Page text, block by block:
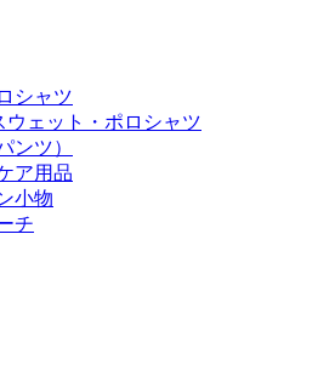
シャツ
ウェット・ポロシャツ
ンツ）
ア用品
小物
チ